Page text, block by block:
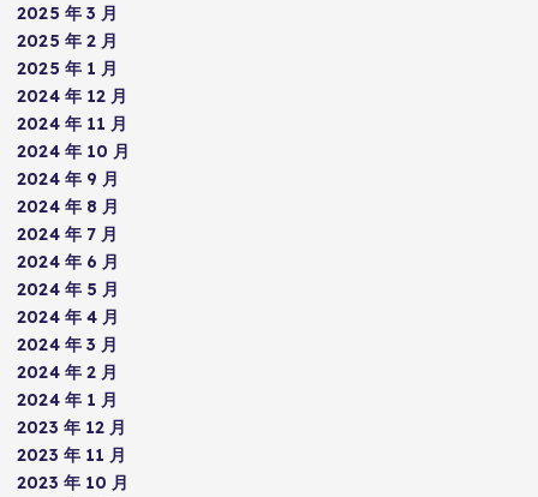
2025 年 3 月
2025 年 2 月
2025 年 1 月
2024 年 12 月
2024 年 11 月
2024 年 10 月
2024 年 9 月
2024 年 8 月
2024 年 7 月
2024 年 6 月
2024 年 5 月
2024 年 4 月
2024 年 3 月
2024 年 2 月
2024 年 1 月
2023 年 12 月
2023 年 11 月
2023 年 10 月